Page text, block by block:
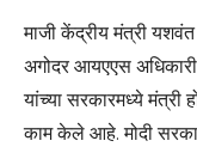
माजी केंद्रीय मंत्री
अगोदर आयएएस
यांच्या सरकारमध्ये मंत्री
काम केले आहे. मोदी